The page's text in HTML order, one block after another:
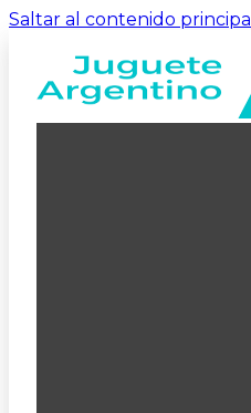
Saltar al contenido principal